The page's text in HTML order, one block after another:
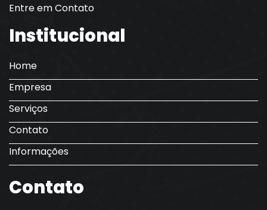
Entre em Contato
Institucional
Home
Empresa
Serviços
Contato
Informações
Contato